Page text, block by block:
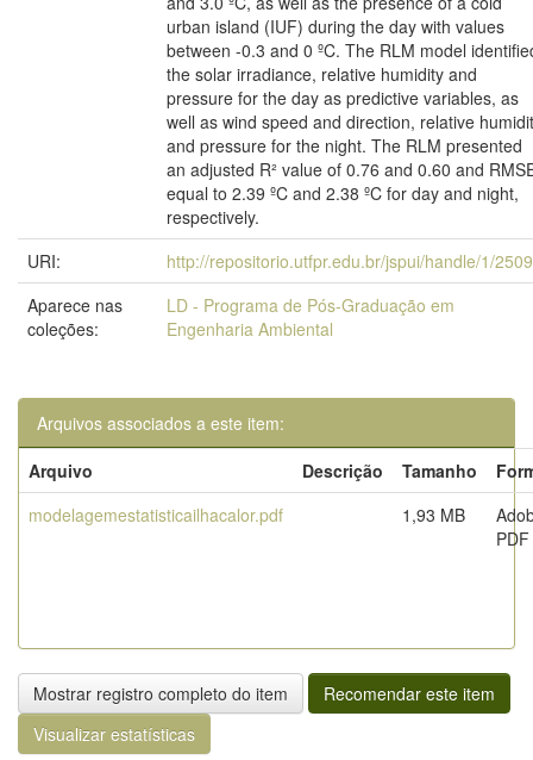
urban island (IUF) during the day with values
between -0.3 and 0 ºC. The RLM model
the solar irradiance, relative humidity and
pressure for the day as predictive variables, as
well as wind speed and direction, relative
and pressure for the night. The RLM presented
an adjusted R² value of 0.76 and 0.60 and
equal to 2.39 ºC and 2.38 ºC for day and night,
respectively.
URI:
http://repositorio.utfpr.edu.br/jspui/handle/1/
Aparece nas
coleções:
LD - Programa de Pós-Graduação em
Engenharia Ambiental
Arquivos associados a este item:
Arquivo
Descrição Tamanho
modelagemestatisticailhacalor.pdf
1,93 MB
PDF
Mostrar registro completo do item
Recomendar este item
Visualizar estatísticas